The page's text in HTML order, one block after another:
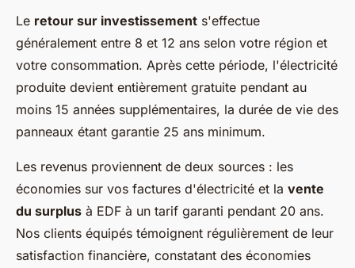
Le retour sur investissement s'effectue
généralement entre 8 et 12 ans selon votre région et
votre consommation. Après cette période, l'électricité
produite devient entièrement gratuite pendant au
moins 15 années supplémentaires, la durée de vie des
panneaux étant garantie 25 ans minimum.
Les revenus proviennent de deux sources : les
économies sur vos factures d'électricité et la vente
du surplus à EDF à un tarif garanti pendant 20 ans.
Nos clients équipés témoignent régulièrement de leur
satisfaction financière, constatant des économies